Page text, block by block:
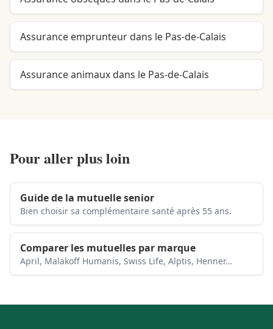
Assurance emprunteur dans le Pas-de-Calais
Assurance animaux dans le Pas-de-Calais
Pour aller plus loin
Guide de la mutuelle senior
Bien choisir sa complémentaire santé après 55 ans.
Comparer les mutuelles par marque
April, Malakoff Humanis, Swiss Life, Alptis, Henner…